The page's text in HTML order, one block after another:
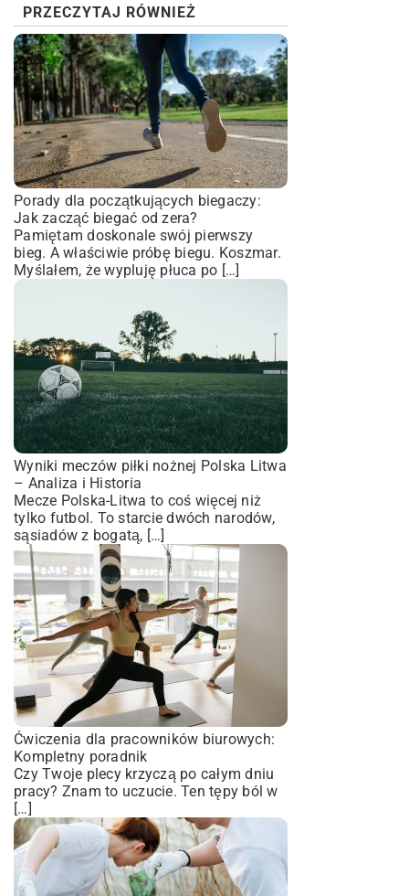
PRZECZYTAJ RÓWNIEŻ
Porady dla początkujących biegaczy:
Jak zacząć biegać od zera?
Pamiętam doskonale swój pierwszy
bieg. A właściwie próbę biegu. Koszmar.
Myślałem, że wypluję płuca po […]
Wyniki meczów piłki nożnej Polska Litwa
– Analiza i Historia
Mecze Polska-Litwa to coś więcej niż
tylko futbol. To starcie dwóch narodów,
sąsiadów z bogatą, […]
Ćwiczenia dla pracowników biurowych:
Kompletny poradnik
Czy Twoje plecy krzyczą po całym dniu
pracy? Znam to uczucie. Ten tępy ból w
[…]